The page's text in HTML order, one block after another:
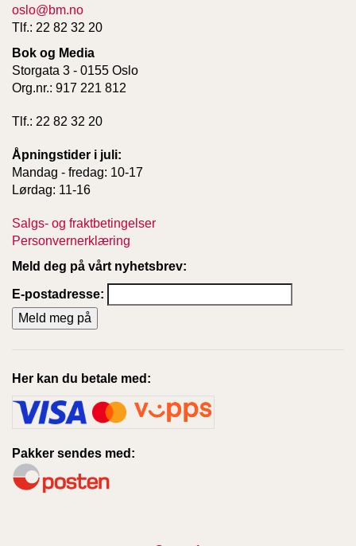
oslo@bm.no
Tlf.: 22 82 32 20
Bok og Media
Storgata 3 - 0155 Oslo
Org.nr.: 917 221 812
Tlf.: 22 82 32 20
Åpningstider i juli:
Mandag - fredag: 10-17
Lørdag: 11-16
Salgs- og fraktbetingelser
Personvernerklæring
Meld deg på vårt nyhetsbrev:
E-postadresse:
Her kan du betale med:
Pakker sendes med: